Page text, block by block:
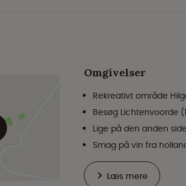
Omgivelser
Rekreativt område
Besøg Lichtenvoorde
Lige på den anden
Smag på vin fra
Læs mere